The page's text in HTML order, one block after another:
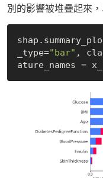
別的影響被堆疊起來
_type="bar" ,